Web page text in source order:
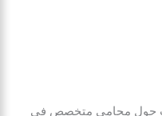
حول محامي متخصص في